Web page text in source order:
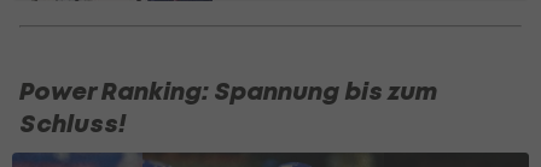
Power Ranking: Spannung bis zum
Schluss!